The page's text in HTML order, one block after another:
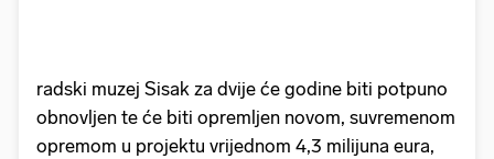
radski muzej Sisak za dvije će godine biti potpuno
obnovljen te će biti opremljen novom, suvremenom
opremom u projektu vrijednom 4,3 milijuna eura,